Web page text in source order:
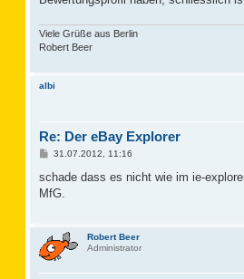
Viele Grüße aus Berlin
Robert Beer
albi
Re: Der eBay Explorer
B
i
r
31.07.2012, 11:16
schade dass es nicht wie im ie-
MfG.
Robert Beer
Administrator